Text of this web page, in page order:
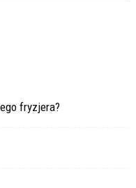
fryzjera?